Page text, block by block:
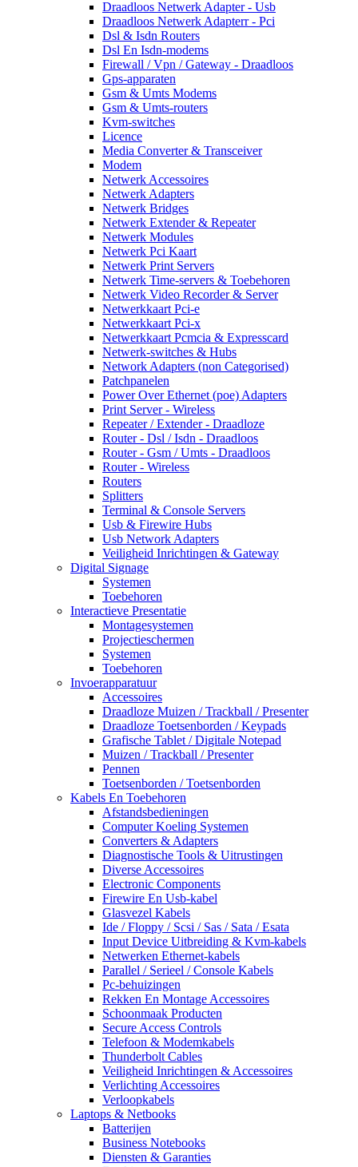
Draadloos Netwerk Adapter - Usb
Draadloos Netwerk Adapterr - Pci
Dsl & Isdn Routers
Dsl En Isdn-modems
Firewall / Vpn / Gateway - Draadloos
Gps-apparaten
Gsm & Umts Modems
Gsm & Umts-routers
Kvm-switches
Licence
Media Converter & Transceiver
Modem
Netwerk Accessoires
Netwerk Adapters
Netwerk Bridges
Netwerk Extender & Repeater
Netwerk Modules
Netwerk Pci Kaart
Netwerk Print Servers
Netwerk Time-servers & Toebehoren
Netwerk Video Recorder & Server
Netwerkkaart Pci-e
Netwerkkaart Pci-x
Netwerkkaart Pcmcia & Expresscard
Netwerk-switches & Hubs
Network Adapters (non Categorised)
Patchpanelen
Power Over Ethernet (poe) Adapters
Print Server - Wireless
Repeater / Extender - Draadloze
Router - Dsl / Isdn - Draadloos
Router - Gsm / Umts - Draadloos
Router - Wireless
Routers
Splitters
Terminal & Console Servers
Usb & Firewire Hubs
Usb Network Adapters
Veiligheid Inrichtingen & Gateway
Digital Signage
Systemen
Toebehoren
Interactieve Presentatie
Montagesystemen
Projectieschermen
Systemen
Toebehoren
Invoerapparatuur
Accessoires
Draadloze Muizen / Trackball / Presenter
Draadloze Toetsenborden / Keypads
Grafische Tablet / Digitale Notepad
Muizen / Trackball / Presenter
Pennen
Toetsenborden / Toetsenborden
Kabels En Toebehoren
Afstandsbedieningen
Computer Koeling Systemen
Converters & Adapters
Diagnostische Tools & Uitrustingen
Diverse Accessoires
Electronic Components
Firewire En Usb-kabel
Glasvezel Kabels
Ide / Floppy / Scsi / Sas / Sata / Esata
Input Device Uitbreiding & Kvm-kabels
Netwerken Ethernet-kabels
Parallel / Serieel / Console Kabels
Pc-behuizingen
Rekken En Montage Accessoires
Schoonmaak Producten
Secure Access Controls
Telefoon & Modemkabels
Thunderbolt Cables
Veiligheid Inrichtingen & Accessoires
Verlichting Accessoires
Verloopkabels
Laptops & Netbooks
Batterijen
Business Notebooks
Diensten & Garanties